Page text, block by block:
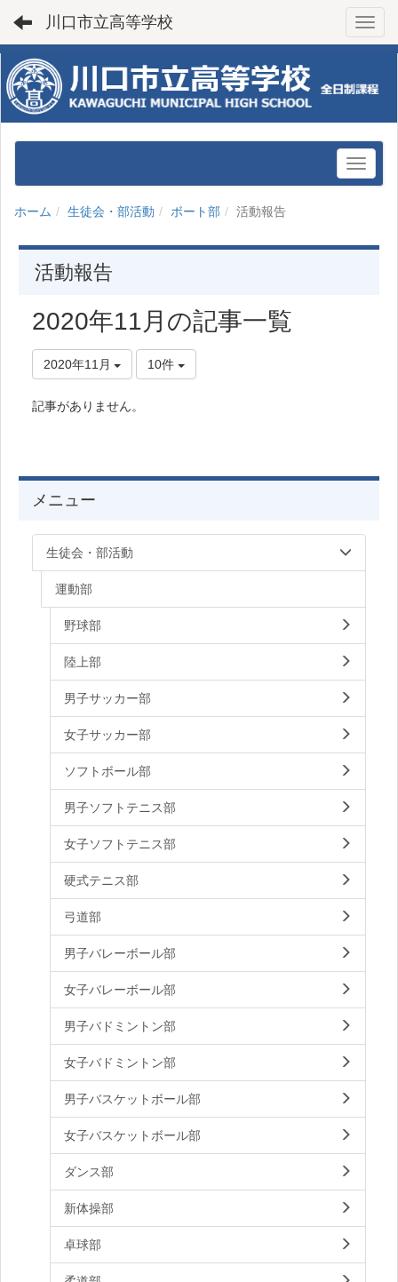
川口市立高等学校
ホーム 生徒会・部活動 ボート部 活動報告
活動報告
2020年11月の記事一覧
2020年11月 10件
記事がありません。
メニュー
生徒会・部活動
運動部
野球部
陸上部
男子サッカー部
女子サッカー部
ソフトボール部
男子ソフトテニス部
女子ソフトテニス部
硬式テニス部
弓道部
男子バレーボール部
女子バレーボール部
男子バドミントン部
女子バドミントン部
男子バスケットボール部
女子バスケットボール部
ダンス部
新体操部
卓球部